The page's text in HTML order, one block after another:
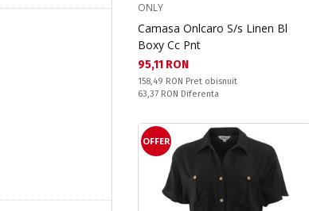
ONLY
Camasa Onlcaro S/s Linen Bl
Boxy Cc Pnt
Текуща цена:
95,11 RON
Pret obisnuit:
158,49 RON Pret obisnuit
Спестявате:
63,37 RON Diferenta
OFFER